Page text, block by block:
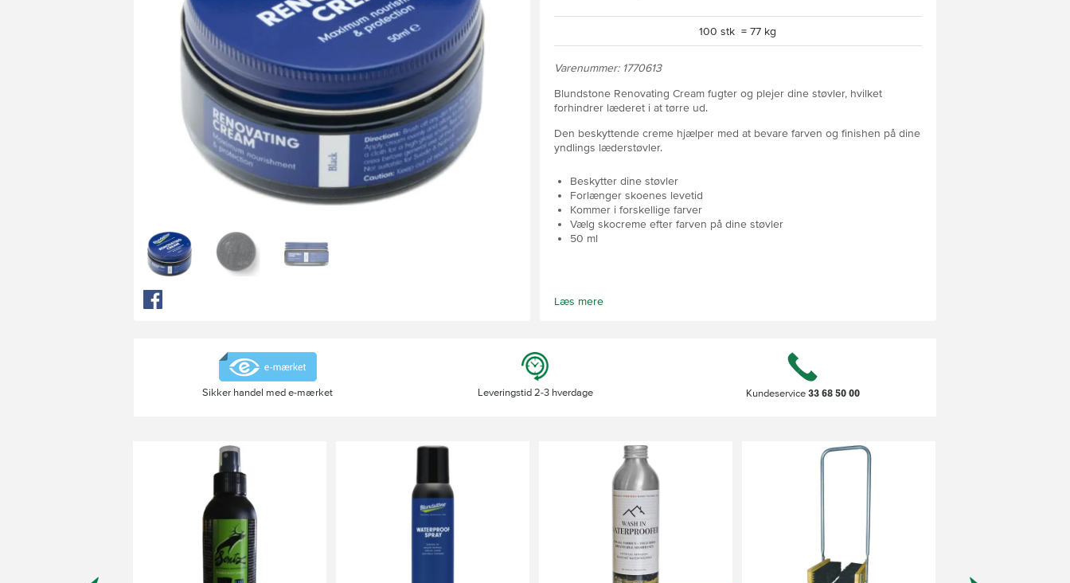
100 stk = 77 kg
Varenummer: 1770613
Blundstone Renovating Cream fugter og plejer dine støvler, hvilket
forhindrer læderet i at tørre ud.
Den beskyttende creme hjælper med at bevare farven og finishen på dine
yndlings læderstøvler.
Beskytter dine støvler
Forlænger skoenes levetid
Kommer i forskellige farver
Vælg skocreme efter farven på dine støvler
50 ml
Læs mere
Sikker handel med e-mærket Leveringstid 2-3 hverdage Kundeservice33 68 50 00